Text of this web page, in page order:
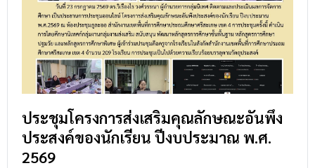
ประชุมโครงการส่งเสริมคุณลักษณะอันพึง
ประสงค์ของนักเรียน ปีงบประมาณ พ.ศ.
2569